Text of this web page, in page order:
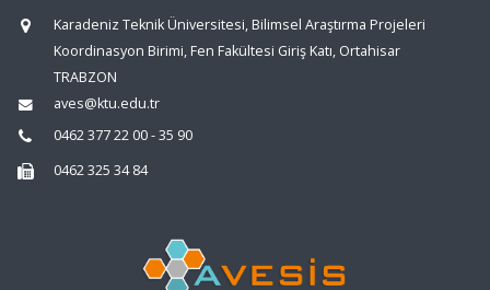
Karadeniz Teknik Üniversitesi, Bilimsel Araştırma Projeleri
Koordinasyon Birimi, Fen Fakültesi Giriş Katı, Ortahisar
TRABZON
aves@ktu.edu.tr
0462 377 22 00 - 35 90
0462 325 34 84